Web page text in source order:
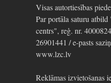
Visas autortiesības
Par portāla saturu
centrs", reģ. nr.
26901441 / e-pasts
www.lzc.lv
Reklāmas izvietošanas